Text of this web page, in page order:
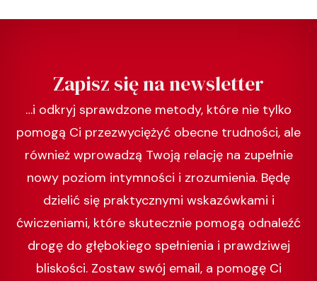
Zapisz się na newsletter
…i odkryj sprawdzone metody, które nie tylko
pomogą Ci przezwyciężyć obecne trudności, ale
również wprowadzą Twoją relację na zupełnie
nowy poziom intymności i zrozumienia. Będę
dzielić się praktycznymi wskazówkami i
ćwiczeniami, które skutecznie pomogą odnaleźć
drogę do głębokiego spełnienia i prawdziwej
bliskości. Zostaw swój email, a pomogę Ci